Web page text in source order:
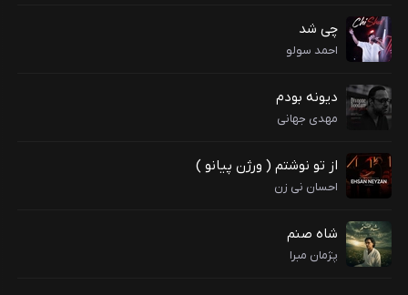
چی شد
احمد سولو
دیونه بودم
مهدی جهانی
از تو نوشتم ( ورژن پیانو )
احسان نی زن
شاه صنم
پژمان مبرا